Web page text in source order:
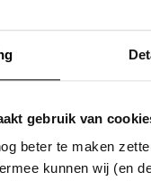
gebruik van
beter te maken
kunnen wij (en
rundveebedrijf met